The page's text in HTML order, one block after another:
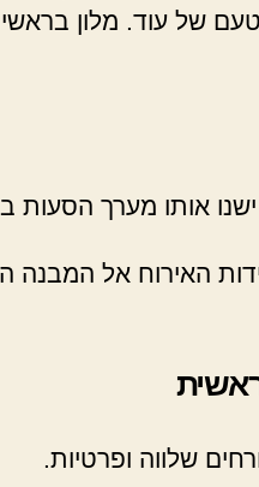
של עוד. מלון
אותו מערך הסעות
האירוח אל
שלווה ופרטיות.